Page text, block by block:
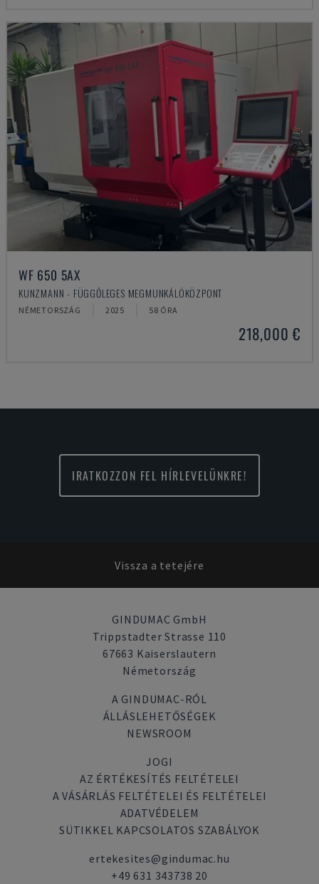
WF 650 5AX
KUNZMANN - FÜGGŐLEGES MEGMUNKÁLÓKÖZPONT
NÉMETORSZÁG 2025 58 ÓRA
218,000 €
IRATKOZZON FEL HÍRLEVELÜNKRE!
Vissza a tetejére
GINDUMAC GmbH
Trippstadter Strasse 110
67663 Kaiserslautern
Németország
A GINDUMAC-RÓL
ÁLLÁSLEHETŐSÉGEK
NEWSROOM
JOGI
AZ ÉRTÉKESÍTÉS FELTÉTELEI
A VÁSÁRLÁS FELTÉTELEI ÉS FELTÉTELEI
ADATVÉDELEM
SÜTIKKEL KAPCSOLATOS SZABÁLYOK
ertekesites@gindumac.hu
+49 631 343738 20